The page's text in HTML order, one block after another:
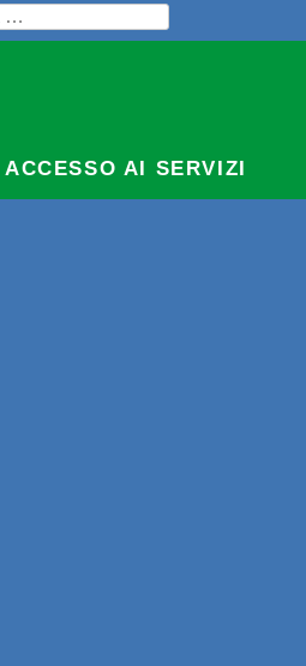
ACCESSO AI SERVIZI